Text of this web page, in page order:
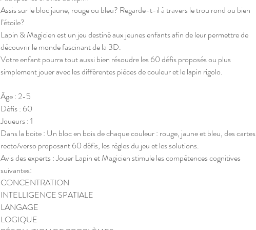
Assis sur le bloc jaune, rouge ou bleu? Regarde-t-il à travers le trou rond ou bien
l’étoile?
Lapin & Magicien est un jeu destiné aux jeunes enfants afin de leur permettre de
découvrir le monde fascinant de la 3D.
Votre enfant pourra tout aussi bien résoudre les 60 défis proposés ou plus
simplement jouer avec les différentes pièces de couleur et le lapin rigolo.
Âge : 2-5
Défis : 60
Joueurs : 1
Dans la boite : Un bloc en bois de chaque couleur : rouge, jaune et bleu, des cartes
recto/verso proposant 60 défis, les règles du jeu et les solutions.
Avis des experts : Jouer Lapin et Magicien stimule les compétences cognitives
suivantes:
CONCENTRATION
INTELLIGENCE SPATIALE
LANGAGE
LOGIQUE